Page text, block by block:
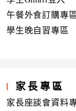
午餐外食訂購專
學生晚自習專區
家長專區
家長座談會資料